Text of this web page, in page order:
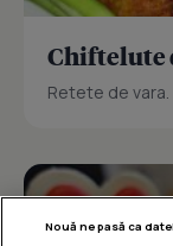
Chiftelute
Retete de vara.
Nouă ne pasă ca